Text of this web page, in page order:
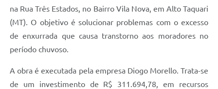
na Rua Três Estados, no Bairro Vila Nova, em Alto Taquari
(MT). O objetivo é solucionar problemas com o excesso
de enxurrada que causa transtorno aos moradores no
período chuvoso.
A obra é executada pela empresa Diogo Morello. Trata-se
de um investimento de R$ 311.694,78, em recursos